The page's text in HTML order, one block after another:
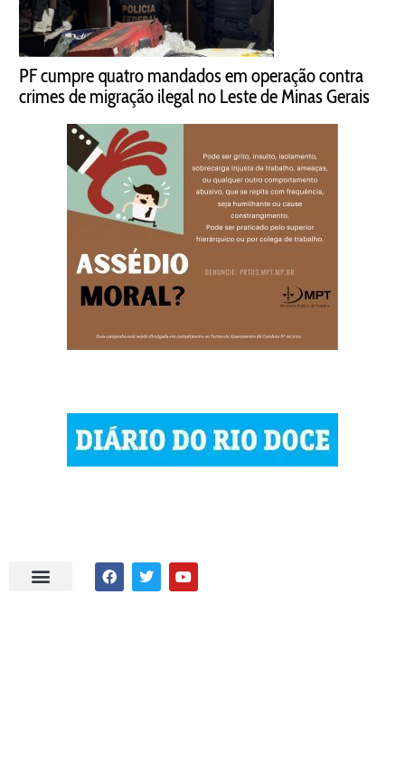
PF cumpre quatro mandados em operação contra
crimes de migração ilegal no Leste de Minas Gerais